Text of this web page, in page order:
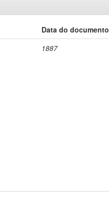
Data do documento
1887